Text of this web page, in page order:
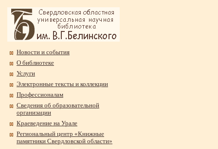
Новости и события
О библиотеке
Услуги
Электронные тексты и коллекции
Профессионалам
Сведения об образовательной
организации
Краеведение на Урале
Региональный центр «Книжные
памятники Свердловской области»